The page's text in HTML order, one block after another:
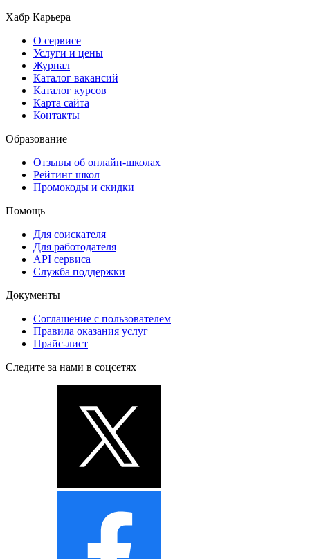
Хабр Карьера
О сервисе
Услуги и цены
Журнал
Каталог вакансий
Каталог курсов
Карта сайта
Контакты
Образование
Отзывы об онлайн-школах
Рейтинг школ
Промокоды и скидки
Помощь
Для соискателя
Для работодателя
API сервиса
Служба поддержки
Документы
Соглашение с пользователем
Правила оказания услуг
Прайс-лист
Следите за нами в соцсетях